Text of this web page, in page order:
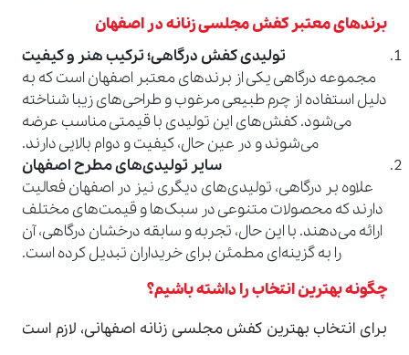
برندهای معتبر کفش مجلسی زنانه در اصفهان
تولیدی کفش درگاهی؛ ترکیب هنر و کیفیت
مجموعه درگاهی یکی از برندهای معتبر اصفهان است که به
دلیل استفاده از چرم طبیعی مرغوب و طراحی‌های زیبا شناخته
می‌شود. کفش‌های این تولیدی با قیمتی مناسب عرضه
می‌شوند و در عین حال، کیفیت و دوام بالایی دارند.
سایر تولیدی‌های مطرح اصفهان
علاوه بر درگاهی، تولیدی‌های دیگری نیز در اصفهان فعالیت
دارند که محصولات متنوعی در سبک‌ها و قیمت‌های مختلف
ارائه می‌دهند. با این حال، تجربه و سابقه درخشان درگاهی، آن
را به گزینه‌ای مطمئن برای خریداران تبدیل کرده است.
چگونه بهترین انتخاب را داشته باشیم؟
برای انتخاب بهترین کفش مجلسی زنانه اصفهانی، لازم است